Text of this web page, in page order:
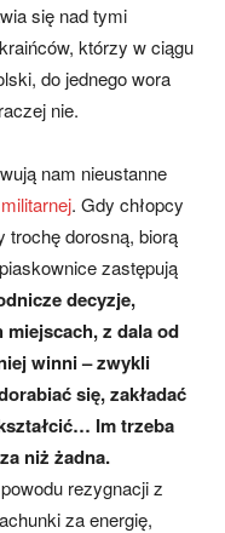
się nad tymi
którzy w ciągu
do jednego wora
nie.
nam nieustanne
. Gdy chłopcy
trochę dorosną, biorą
zastępują
decyzje,
z dala od
winni – zwykli
się, zakładać
Im trzeba
niż żadna.
rezygnacji z
za energię,